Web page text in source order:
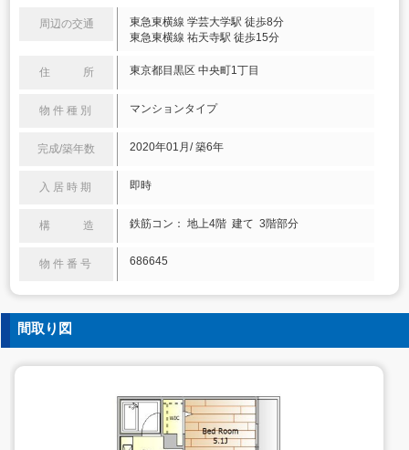
周辺の交通
東急東横線 学芸大学駅 徒歩8分
東急東横線 祐天寺駅 徒歩15分
住 所 東京都目黒区 中央町1丁目
物件種別 マンションタイプ
完成/築年数 2020年01月/ 築6年
入居時期 即時
構 造 鉄筋コン： 地上4階 建て 3階部分
物件番号 686645
間取り図